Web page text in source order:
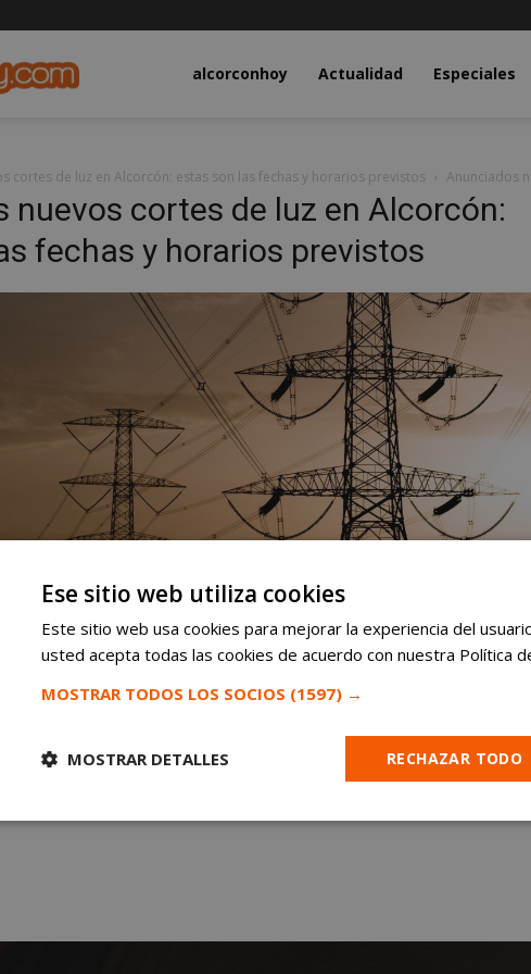
alcorconhoy.comalcorconhoy Actualidad Especiales
cortes de luz en Alcorcón: estas son las fechas y horarios previstos Anunciados
nuevos cortes de luz en Alcorcón:
fechas y horarios previstos
Ese sitio web utiliza cookies
Este sitio web usa cookies para mejorar la experiencia del
usted acepta todas las cookies de acuerdo con nuestra Política
MOSTRAR TODOS LOS SOCIOS (1597) →
RECHAZAR TODO
MOSTRAR DETALLES
Cookies
Cookies de
Cookies de